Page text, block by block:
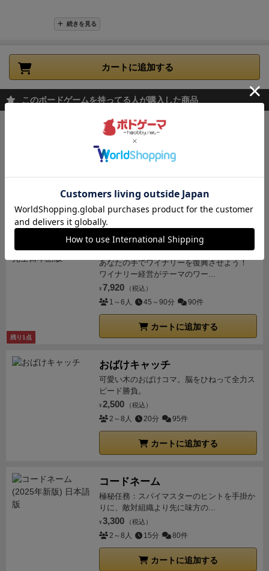
続きを見る
カートに追加する
このボードゲームを持ってる人が購入した商品
キングドミノ
欲しいタイルを手に入れて、森や海、草原の
広がる自分の王国を広げよう！
カートに追加する
残り1点
ワイナリーの四季
あなたの手でワイナリーを復興させよう！
ワイナリー経営がテーマのワー...
¥ 7,920 （税込）
1～6人 45～90分 90件
カートに追加する
おばけキャッチ
可愛い木のおばけコマ。脳をひねって全力ス
ピード勝負。
¥ 2,500 （税込）
2～8人 20分 95件
カートに追加する
コードネーム
極秘任務：スパイマスターのヒントを手掛か
りに、敵対組織より先に味方の...
¥ 3,300 （税込）
2～8人 15分 80件
カートに追加する